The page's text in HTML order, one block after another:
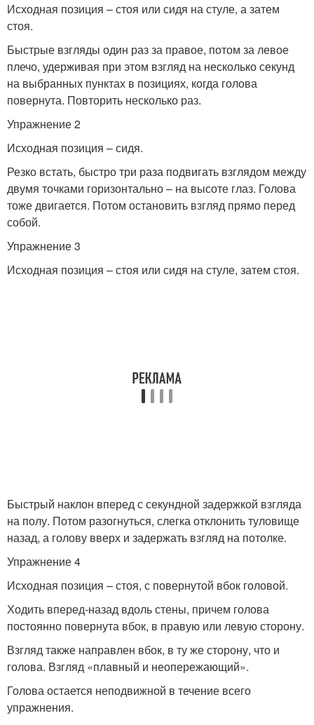
Исходная позиция – стоя или сидя на стуле, а затем
стоя.
Быстрые взгляды один раз за правое, потом за левое
плечо, удерживая при этом взгляд на несколько секунд
на выбранных пунктах в позициях, когда голова
повернута. Повторить несколько раз.
Упражнение 2
Исходная позиция – сидя.
Резко встать, быстро три раза подвигать взглядом между
двумя точками горизонтально – на высоте глаз. Голова
тоже двигается. Потом остановить взгляд прямо перед
собой.
Упражнение 3
Исходная позиция – стоя или сидя на стуле, затем стоя.
Быстрый наклон вперед с секундной задержкой взгляда
на полу. Потом разогнуться, слегка отклонить туловище
назад, а голову вверх и задержать взгляд на потолке.
Упражнение 4
Исходная позиция – стоя, с повернутой вбок головой.
Ходить вперед-назад вдоль стены, причем голова
постоянно повернута вбок, в правую или левую сторону.
Взгляд также направлен вбок, в ту же сторону, что и
голова. Взгляд «плавный и неопережающий».
Голова остается неподвижной в течение всего
упражнения.